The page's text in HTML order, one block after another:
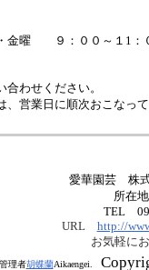
・金曜 ９：００～１1：
わせください。
、営業日に順次おこなっ
愛華園芸
所在
TEL
URL http://
お気軽に
管理者胡蝶蘭Aikaengei.